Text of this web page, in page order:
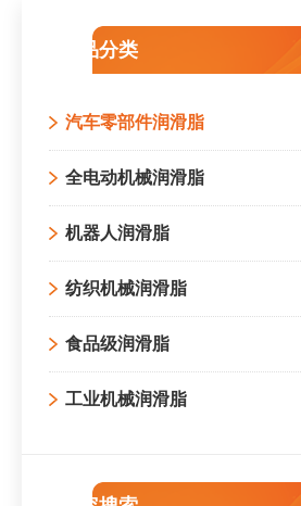
产品分类
汽车零部件润滑脂
全电动机械润滑脂
机器人润滑脂
纺织机械润滑脂
食品级润滑脂
工业机械润滑脂